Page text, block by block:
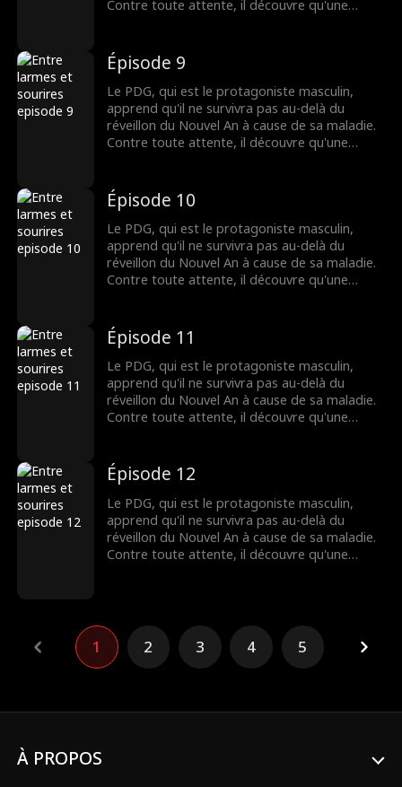
Contre toute attente, il découvre qu'une
vie, le PDG l'épouse de force. Lorsqu'il
découvre que l'étudiante sera en danger de
mort après l'avoir guéri, le PDG, qui est peu à
peu tombé amoureux d'elle, se retrouve dans
un dilemme douloureux...
Épisode 9
Le PDG, qui est le protagoniste masculin,
apprend qu'il ne survivra pas au-delà du
réveillon du Nouvel An à cause de sa maladie.
Contre toute attente, il découvre qu'une
vie, le PDG l'épouse de force. Lorsqu'il
découvre que l'étudiante sera en danger de
mort après l'avoir guéri, le PDG, qui est peu à
peu tombé amoureux d'elle, se retrouve dans
un dilemme douloureux...
Épisode 10
Le PDG, qui est le protagoniste masculin,
apprend qu'il ne survivra pas au-delà du
réveillon du Nouvel An à cause de sa maladie.
Contre toute attente, il découvre qu'une
vie, le PDG l'épouse de force. Lorsqu'il
découvre que l'étudiante sera en danger de
mort après l'avoir guéri, le PDG, qui est peu à
peu tombé amoureux d'elle, se retrouve dans
un dilemme douloureux...
Épisode 11
Le PDG, qui est le protagoniste masculin,
apprend qu'il ne survivra pas au-delà du
réveillon du Nouvel An à cause de sa maladie.
Contre toute attente, il découvre qu'une
vie, le PDG l'épouse de force. Lorsqu'il
découvre que l'étudiante sera en danger de
mort après l'avoir guéri, le PDG, qui est peu à
peu tombé amoureux d'elle, se retrouve dans
un dilemme douloureux...
Épisode 12
Le PDG, qui est le protagoniste masculin,
apprend qu'il ne survivra pas au-delà du
réveillon du Nouvel An à cause de sa maladie.
Contre toute attente, il découvre qu'une
découvre que l'étudiante sera en danger de
mort après l'avoir guéri, le PDG, qui est peu à
peu tombé amoureux d'elle, se retrouve dans
un dilemme douloureux...
1 2 3 4 5
À PROPOS